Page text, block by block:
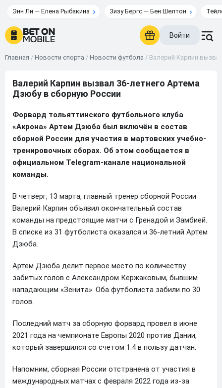
Энн Ли — Елена Рыбакина Зизу Бергс — Бен Шелтон
Войти
Главная / Новости спорта / Новости футбола / Валерий Карпин
Валерий Карпин вызвал 36-летнего Артема
Дзюбу в сборную России
Форвард тольяттинского футбольного клуба
«Акрона» Артем Дзюба был включён в состав
сборной России для участия в мартовских учебно-
тренировочных сборах. Об этом сообщается в
официальном Telegram-канале национальной
команды.
В четверг, 13 марта, главный тренер сборной России
Валерий Карпин объявил окончательный состав
команды на предстоящие матчи с Гренадой и Замбией.
В списке из 31 футболиста оказался и 36-летний Артем
Дзюба.
Артем Дзюба делит первое место по количеству
забитых голов с Александром Кержаковым, бывшим
нападающим «Зенита». Оба футболиста забили по 30
голов.
Последний матч за сборную форвард провел в июне
2021 года на чемпионате Европы 2020 против Дании,
который завершился со счетом 1:4 в пользу датчан.
Напомним, сборная России отстранена от участия в
международных матчах с февраля 2022 года из-за